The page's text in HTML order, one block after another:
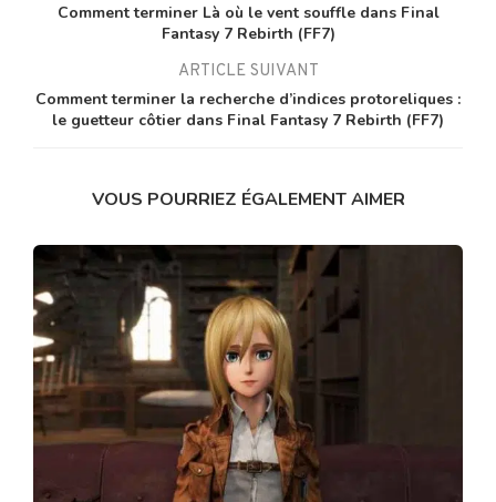
Comment terminer Là où le vent souffle dans Final
Fantasy 7 Rebirth (FF7)
ARTICLE SUIVANT
Comment terminer la recherche d’indices protoreliques :
le guetteur côtier dans Final Fantasy 7 Rebirth (FF7)
VOUS POURRIEZ ÉGALEMENT AIMER